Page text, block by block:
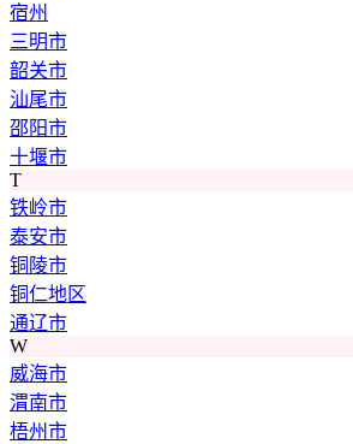
宿州
三明市
韶关市
汕尾市
邵阳市
十堰市
T
铁岭市
泰安市
铜陵市
铜仁地区
通辽市
W
威海市
渭南市
梧州市